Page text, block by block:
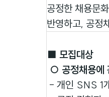
공정한 채용문
반영하고, 공정
■ 모집대상
○ 공정채용에
- 개인 SNS 1